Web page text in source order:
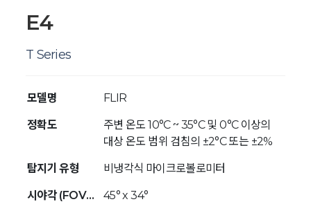
E4
T Series
모델명 FLIR
정확도
주변 온도 10°C ~ 35°C 및 0°C 이상의
대상 온도 범위 검침의 ±2°C 또는 ±2%
탐지기 유형 비냉각식 마이크로볼로미터
시야각 (FOV) [시야각 (FOV)] 45° x 34°